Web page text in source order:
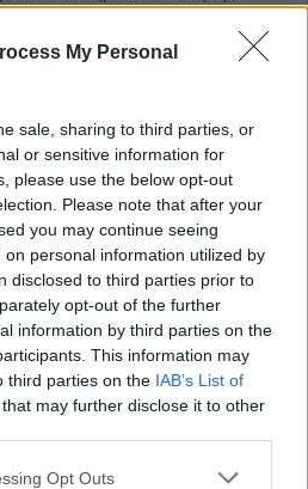
My Personal
sale, sharing to third parties, or
or sensitive information for
please use the below opt-out
Please note that after your
you may continue seeing
personal information utilized by
disclosed to third parties prior to
opt-out of the further
information by third parties on the
This information may
third parties on the IAB’s List of
that may further disclose it to other
Opt Outs
ανάλυσης και οργάνωσης
εμπορική αντίληψη
προσαρμοστικότητα, ομαδικό
ανταγωνιστικό πακέτο αμοιβών
εξέλιξη της σταδιοδρομίας
έξοδα